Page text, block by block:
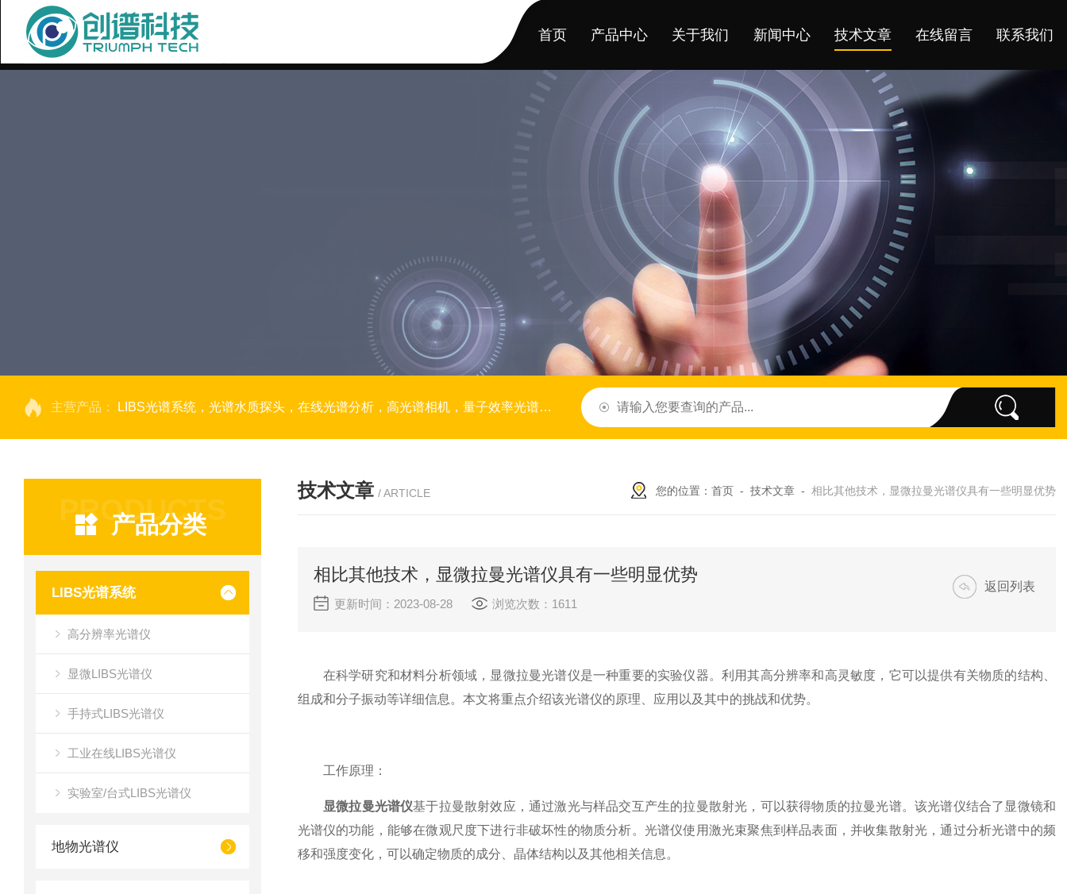
首页 产品中心 关于我们 新闻中心 技术文章 在线留言 联系我们
主营产品： LIBS光谱系统，光谱水质探头，在线光谱分析，高光谱相机，量子效率光谱，BRDF系统，拉曼光谱，模块与子系统，服务与定制
PRODUCTS
产品分类
LIBS光谱系统
高分辨率光谱仪
显微LIBS光谱仪
手持式LIBS光谱仪
工业在线LIBS光谱仪
实验室/台式LIBS光谱仪
地物光谱仪
技术文章 / ARTICLE 您的位置： 首页 - 技术文章 - 相比其他技术，显微拉曼光谱仪具有一些明显优势
相比其他技术，显微拉曼光谱仪具有一些明显优势
更新时间：2023-08-28 浏览次数：1611
返回列表
在科学研究和材料分析领域，显微拉曼光谱仪是一种重要的实验仪器。利用其高分辨率和高灵敏度，它可以提供有关物质的结构、
组成和分子振动等详细信息。本文将重点介绍该光谱仪的原理、应用以及其中的挑战和优势。
工作原理：
显微拉曼光谱仪基于拉曼散射效应，通过激光与样品交互产生的拉曼散射光，可以获得物质的拉曼光谱。该光谱仪结合了显微镜和
光谱仪的功能，能够在微观尺度下进行非破坏性的物质分析。光谱仪使用激光束聚焦到样品表面，并收集散射光，通过分析光谱中的频
移和强度变化，可以确定物质的成分、晶体结构以及其他相关信息。